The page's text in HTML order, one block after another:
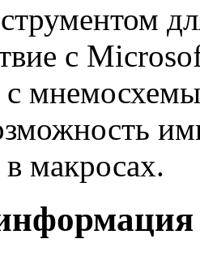
с
с
макросах.